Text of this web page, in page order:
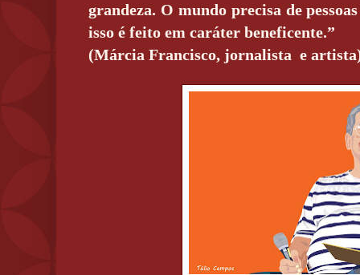
grandeza. O mundo precisa de
isso é feito em caráter beneficente.”
(Márcia Francisco, jornalista e